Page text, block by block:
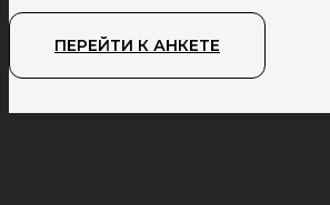
ПЕРЕЙТИ К АНКЕТЕ